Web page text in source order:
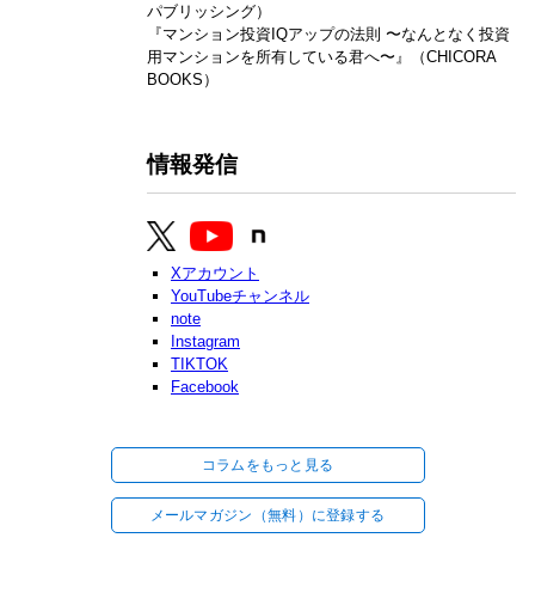
パブリッシング）
『マンション投資IQアップの法則 〜なんとなく投資
用マンションを所有している君へ〜』（CHICORA
BOOKS）
情報発信
Xアカウント
YouTubeチャンネル
note
Instagram
TIKTOK
Facebook
コラムをもっと見る
メールマガジン（無料）に登録する